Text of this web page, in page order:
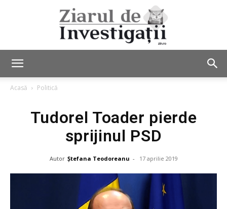
de
Investigații
Acasă Politică
Tudorel Toader pierde
sprijinul PSD
Autor Ștefana Teodoreanu - 17 aprilie 2019